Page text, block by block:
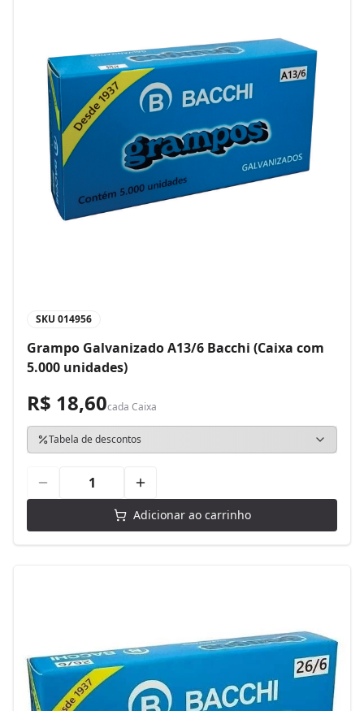
SKU 014956
Grampo Galvanizado A13/6 Bacchi (Caixa com
5.000 unidades)
R$ 18,60cada Caixa
Tabela de descontos
Adicionar ao carrinho